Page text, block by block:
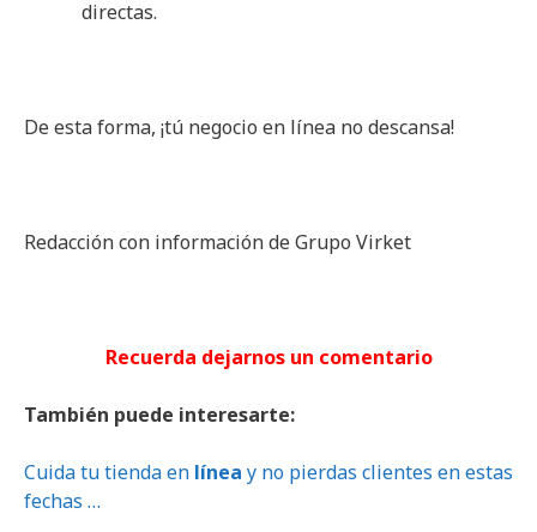
directas.
De esta forma, ¡tú negocio en línea no descansa!
Redacción con información de Grupo Virket
Recuerda dejarnos un comentario
También puede interesarte:
Cuida tu tienda en línea y no pierdas clientes en estas
fechas …